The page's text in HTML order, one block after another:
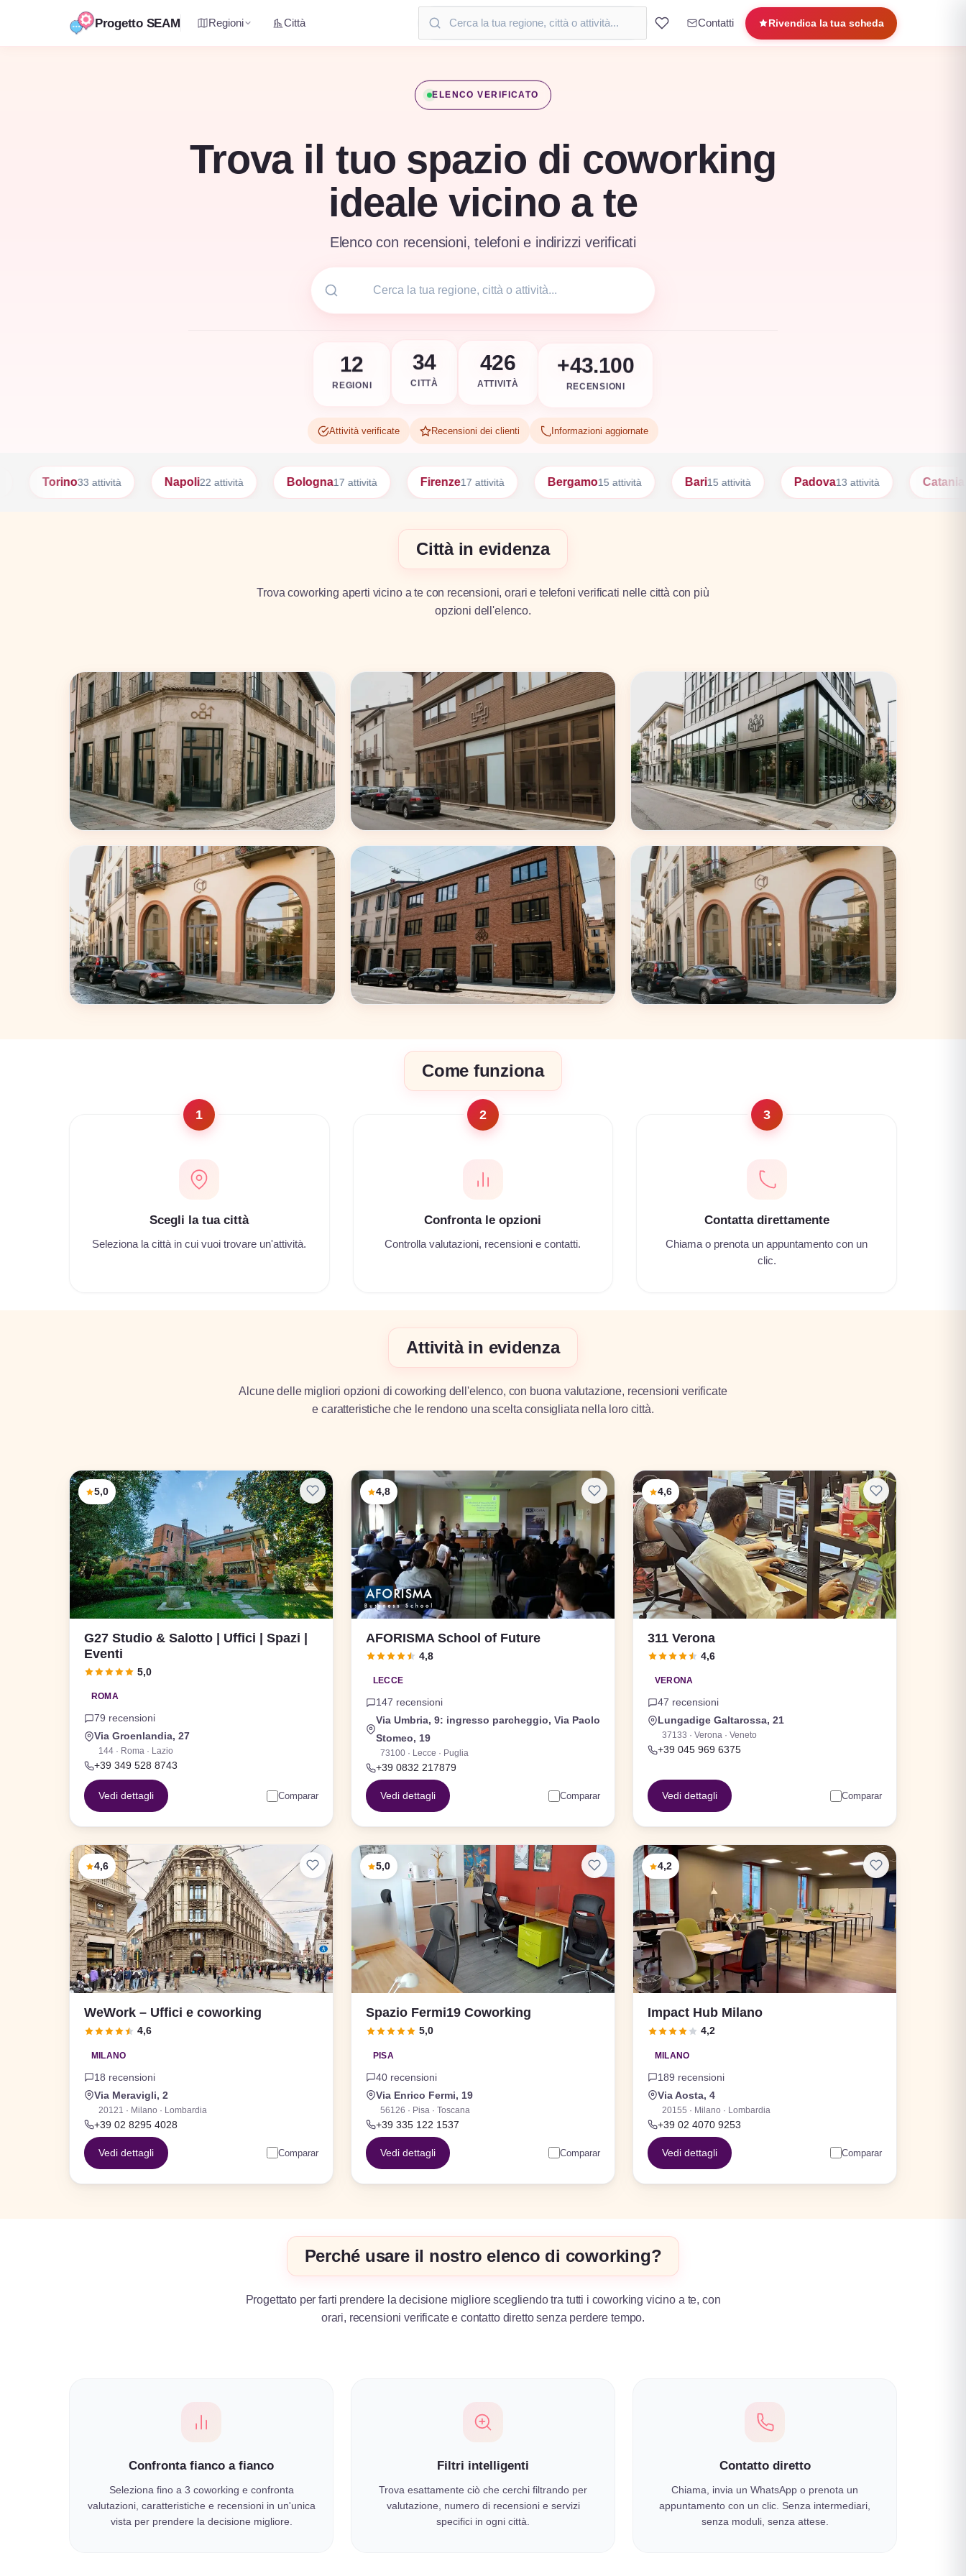
Progetto SEAM Regioni Città Contatti Rivendica la tua scheda
ELENCO VERIFICATO
Trova il tuo spazio di coworking
ideale vicino a te
Elenco con recensioni, telefoni e indirizzi verificati
12
REGIONI
34
CITTÀ
426
ATTIVITÀ
+43.100
RECENSIONI
Attività verificate Recensioni dei clienti Informazioni aggiornate
Napoli22 attività Bologna17 attività Firenze17 attività Bergamo15 attività Bari15 attività Padova13 attività Catania12 attività
Come funziona
1
Scegli la tua città
Seleziona la città in cui vuoi trovare un'attività.
2
Confronta le opzioni
Controlla valutazioni, recensioni e contatti.
3
Contatta direttamente
Chiama o prenota un appuntamento con un
clic.
Città in evidenza
Trova coworking aperti vicino a te con recensioni, orari e telefoni verificati nelle città con più
opzioni dell'elenco.
Milano
75 coworking
Roma
62 coworking
Torino
33 coworking
Bologna
17 coworking
Attività in evidenza
Alcune delle migliori opzioni di coworking dell'elenco, con buona valutazione, recensioni verificate
e caratteristiche che le rendono una scelta consigliata nella loro città.
5,0
G27 Studio & Salotto | Uffici | Spazi |
Eventi
5,0
ROMA
79 recensioni
Via Groenlandia, 27
144 · Roma · Lazio
+39 349 528 8743
Vedi dettagli Comparar
4,8
AFORISMA School of Future
4,8
LECCE
147 recensioni
Via Umbria, 9: ingresso parcheggio, Via Paolo
Stomeo, 19
73100 · Lecce · Puglia
+39 0832 217879
Vedi dettagli Comparar
4,6
311 Verona
4,6
VERONA
47 recensioni
Lungadige Galtarossa, 21
37133 · Verona · Veneto
+39 045 969 6375
Vedi dettagli Comparar
4,6
WeWork – Uffici e coworking
4,6
MILANO
18 recensioni
Via Meravigli, 2
20121 · Milano · Lombardia
+39 02 8295 4028
Vedi dettagli Comparar
5,0
Spazio Fermi19 Coworking
5,0
PISA
40 recensioni
Via Enrico Fermi, 19
56126 · Pisa · Toscana
+39 335 122 1537
Vedi dettagli Comparar
4,2
Impact Hub Milano
4,2
MILANO
189 recensioni
Via Aosta, 4
20155 · Milano · Lombardia
+39 02 4070 9253
Vedi dettagli Comparar
Perché usare il nostro elenco di coworking?
Progettato per farti prendere la decisione migliore scegliendo tra tutti i coworking vicino a te, con
orari, recensioni verificate e contatto diretto senza perdere tempo.
Confronta fianco a fianco
Seleziona fino a 3 coworking e confronta
valutazioni, caratteristiche e recensioni in un'unica
vista per prendere la decisione migliore.
Filtri intelligenti
Trova esattamente ciò che cerchi filtrando per
valutazione, numero di recensioni e servizi
specifici in ogni città.
Contatto diretto
Chiama, invia un WhatsApp o prenota un
appuntamento con un clic. Senza intermediari,
senza moduli, senza attese.